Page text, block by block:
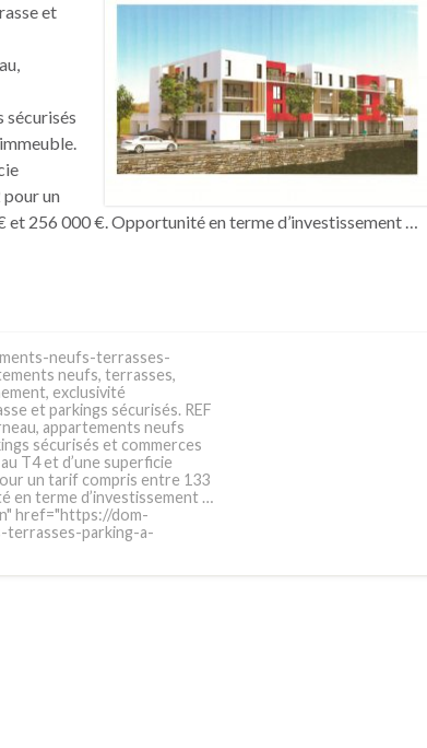
et
sécurisés
un
256 000 €. Opportunité en terme d’investissement …
neufs-terrasses-
neufs, terrasses,
exclusivité
et parkings sécurisés. REF
appartements neufs
sécurisés et commerces
T4 et d’une superficie
un tarif compris entre 133
en terme d’investissement …
href="https://dom-
terrasses-parking-a-